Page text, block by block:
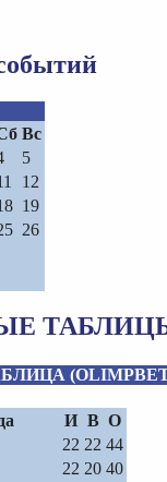
Вс
5
12
19
26
И В О
22 22 44
22 20 40